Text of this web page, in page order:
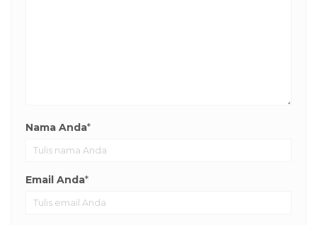
Nama Anda*
Email Anda*